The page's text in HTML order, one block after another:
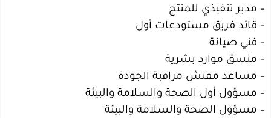
– مدير تنفيذي للمنتج
– قائد فريق مستودعات أول
– فني صيانة
– منسق موارد بشرية
– مساعد مفتش مراقبة الجودة
– مسؤول أول الصحة والسلامة والبيئة
– مسؤول الصحة والسلامة والبيئة